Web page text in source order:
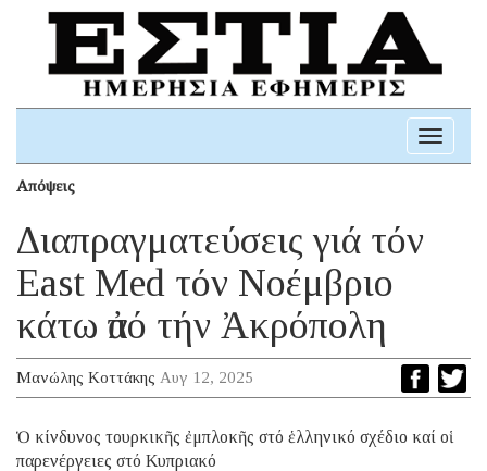
Toggle
Απόψεις
Διαπραγματεύσεις γιά τόν
East Med τόν Νοέμβριο
κάτω ἀπό τήν Ἀκρόπολη
Μανώλης Κοττάκης Αυγ 12, 2025
Ὁ κίνδυνος τουρκικῆς ἐμπλοκῆς στό ἑλληνικό σχέδιο καί οἱ
παρενέργειες στό Κυπριακό